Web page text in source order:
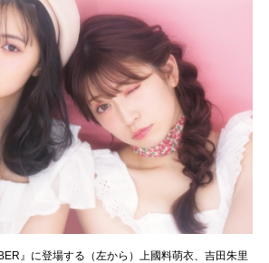
』に登場する（左から）上國料萌衣、吉田朱里